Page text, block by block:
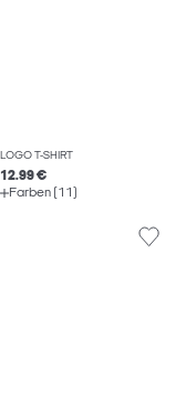
LOGO T-SHIRT
12.99 €
Farben (11)